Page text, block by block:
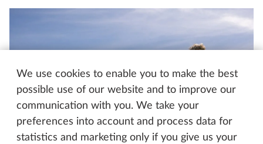
We use cookies to enable you to make the best
possible use of our website and to improve our
communication with you. We take your
preferences into account and process data for
statistics and marketing only if you give us your